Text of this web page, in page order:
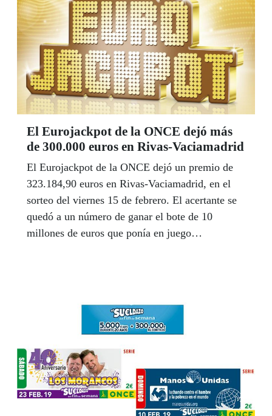
compañeros, este nuevo reto.
El Eurojackpot de la ONCE dejó más
de 300.000 euros en Rivas-Vaciamadrid
El Eurojackpot de la ONCE dejó un premio de
323.184,90 euros en Rivas-Vaciamadrid, en el
sorteo del viernes 15 de febrero. El acertante se
quedó a un número de ganar el bote de 10
millones de euros que ponía en juego